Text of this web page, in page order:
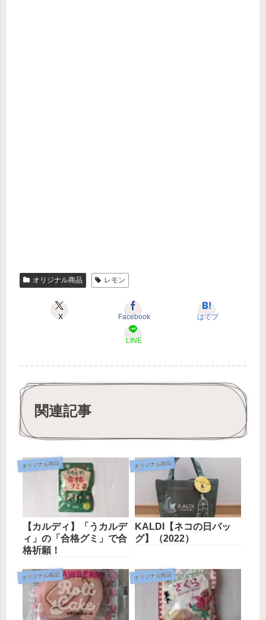
オリジナル商品 レモン
X Facebook はてブ
LINE
関連記事
オリジナル商品
【カルディ】「うカルデ
ィ」の「合格グミ」で合
格祈願！
オリジナル商品
KALDI【ネコの日バッ
グ】（2022）
オリジナル商品 オリジナル商品